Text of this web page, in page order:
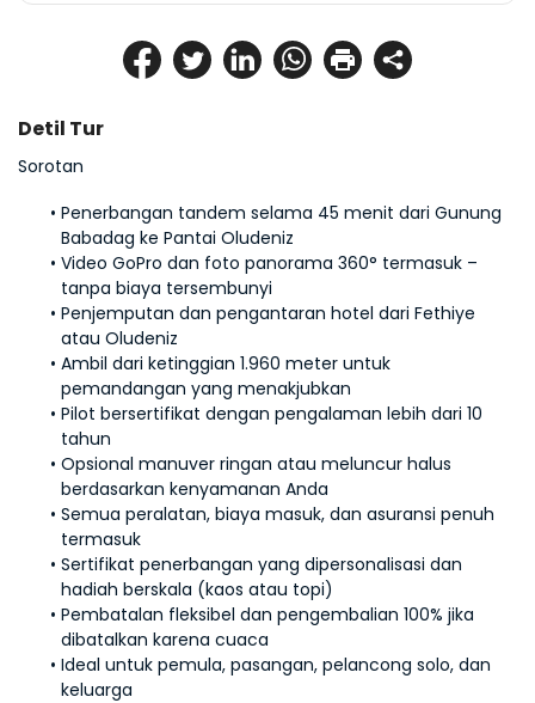
Detil Tur
Sorotan
Penerbangan tandem selama 45 menit dari Gunung
Babadag ke Pantai Oludeniz
Video GoPro dan foto panorama 360° termasuk –
tanpa biaya tersembunyi
Penjemputan dan pengantaran hotel dari Fethiye
atau Oludeniz
Ambil dari ketinggian 1.960 meter untuk
pemandangan yang menakjubkan
Pilot bersertifikat dengan pengalaman lebih dari 10
tahun
Opsional manuver ringan atau meluncur halus
berdasarkan kenyamanan Anda
Semua peralatan, biaya masuk, dan asuransi penuh
termasuk
Sertifikat penerbangan yang dipersonalisasi dan
hadiah berskala (kaos atau topi)
Pembatalan fleksibel dan pengembalian 100% jika
dibatalkan karena cuaca
Ideal untuk pemula, pasangan, pelancong solo, dan
keluarga